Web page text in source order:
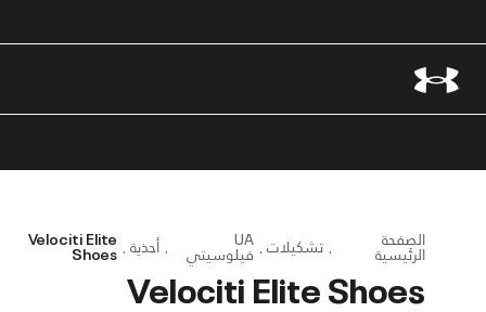
الصفحة
الرئيسية تشكيلات UA
فيلوسيتي أحذية Velociti Elite
Shoes
Velociti Elite Shoes